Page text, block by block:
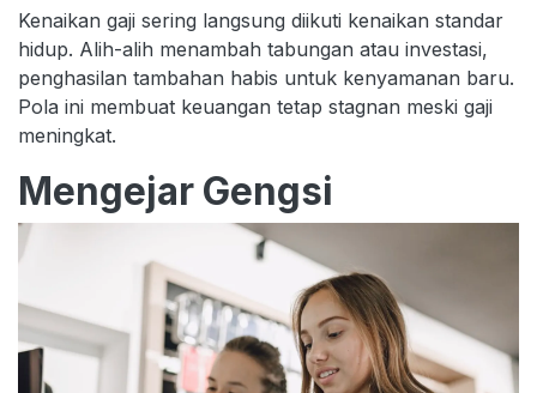
Kenaikan gaji sering langsung diikuti kenaikan standar
hidup. Alih-alih menambah tabungan atau investasi,
penghasilan tambahan habis untuk kenyamanan baru.
Pola ini membuat keuangan tetap stagnan meski gaji
meningkat.
Mengejar Gengsi